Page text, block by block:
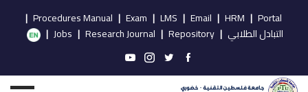
Portal
|
HRM
|
Email
|
LMS
|
Exam
|
Procedures Manual
|
التبادل الطلابي |
Repository
|
Research Journal
|
Jobs
|